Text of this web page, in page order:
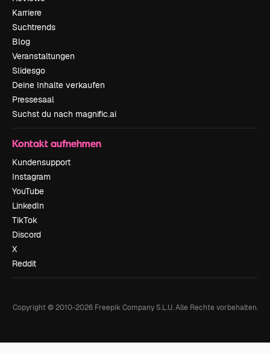
Karriere
Suchtrends
Blog
Veranstaltungen
Slidesgo
Deine Inhalte verkaufen
Pressesaal
Suchst du nach magnific.ai
Kontakt aufnehmen
Kundensupport
Instagram
YouTube
LinkedIn
TikTok
Discord
X
Reddit
Copyright © 2010-2026Freepik Company S.L.U. Alle Rechte vorbehalten.